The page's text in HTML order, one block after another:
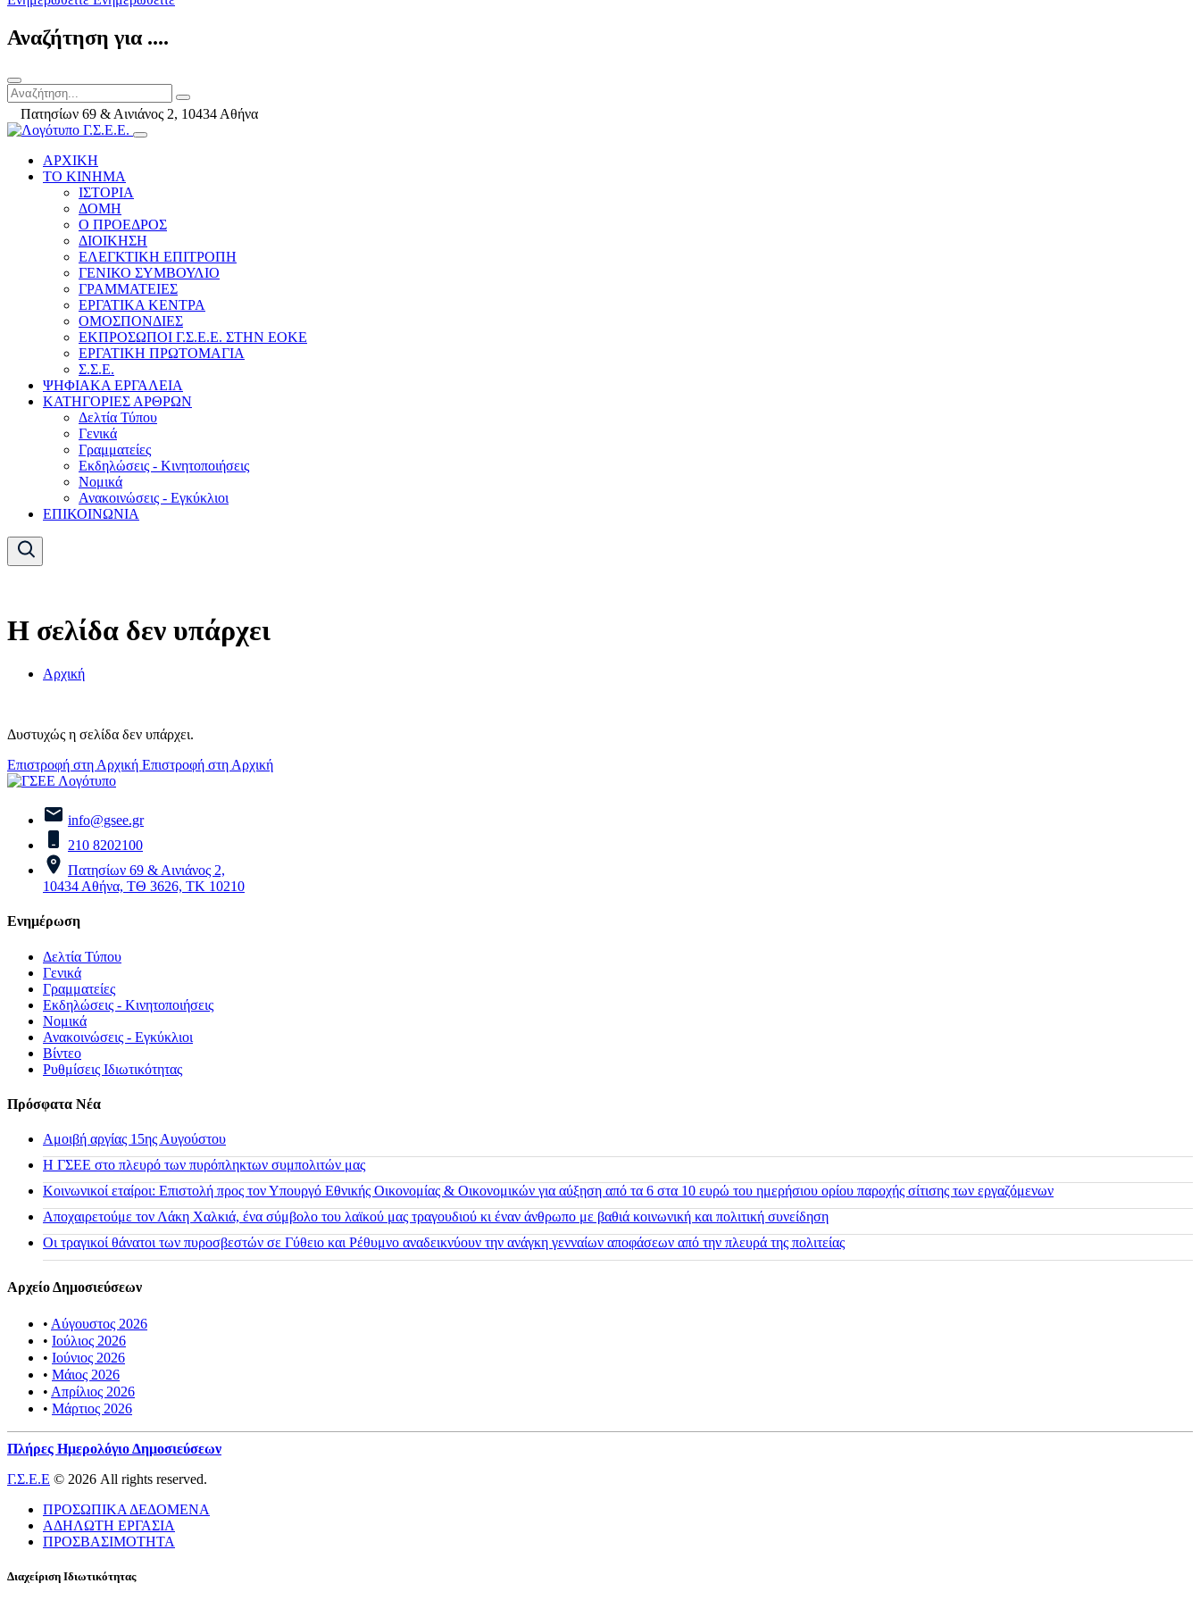
Αναζήτηση για ....
Πατησίων 69 & Αινιάνος 2, 10434 Αθήνα
ΑΡΧΙΚΗ
ΤΟ ΚΙΝΗΜΑ
ΙΣΤΟΡΙΑ
ΔΟΜΗ
Ο ΠΡΟΕΔΡΟΣ
ΔΙΟΙΚΗΣΗ
ΕΛΕΓΚΤΙΚΗ ΕΠΙΤΡΟΠΗ
ΓΕΝΙΚΟ ΣΥΜΒΟΥΛΙΟ
ΓΡΑΜΜΑΤΕΙΕΣ
ΕΡΓΑΤΙΚΑ ΚΕΝΤΡΑ
ΟΜΟΣΠΟΝΔΙΕΣ
ΕΚΠΡΟΣΩΠΟΙ Γ.Σ.Ε.Ε. ΣΤΗΝ ΕΟΚΕ
ΕΡΓΑΤΙΚΗ ΠΡΩΤΟΜΑΓΙΑ
Σ.Σ.Ε.
ΨΗΦΙΑΚΑ ΕΡΓΑΛΕΙΑ
ΚΑΤΗΓΟΡΙΕΣ ΑΡΘΡΩΝ
Δελτία Τύπου
Γενικά
Γραμματείες
Εκδηλώσεις - Κινητοποιήσεις
Νομικά
Ανακοινώσεις - Εγκύκλιοι
ΕΠΙΚΟΙΝΩΝΙΑ
Η σελίδα δεν υπάρχει
Αρχική
Δυστυχώς η σελίδα δεν υπάρχει.
Επιστροφή στη Αρχική Επιστροφή στη Αρχική
info@gsee.gr
210 8202100
Πατησίων 69 & Αινιάνος 2,
10434 Αθήνα, ΤΘ 3626, ΤΚ 10210
Ενημέρωση
Δελτία Τύπου
Γενικά
Γραμματείες
Εκδηλώσεις - Κινητοποιήσεις
Νομικά
Ανακοινώσεις - Εγκύκλιοι
Βίντεο
Ρυθμίσεις Ιδιωτικότητας
Πρόσφατα Νέα
Αμοιβή αργίας 15ης Αυγούστου
H ΓΣΕΕ στο πλευρό των πυρόπληκτων συμπολιτών μας
Κοινωνικοί εταίροι: Επιστολή προς τον Υπουργό Εθνικής Οικονομίας & Οικονομικών για αύξηση από τα 6 στα 10 ευρώ του ημερήσιου ορίου παροχής σίτισης των εργαζόμενων
Αποχαιρετούμε τον Λάκη Χαλκιά, ένα σύμβολο του λαϊκού μας τραγουδιού κι έναν άνθρωπο με βαθιά κοινωνική και πολιτική συνείδηση
Οι τραγικοί θάνατοι των πυροσβεστών σε Γύθειο και Ρέθυμνο αναδεικνύουν την ανάγκη γενναίων αποφάσεων από την πλευρά της πολιτείας
Αρχείο Δημοσιεύσεων
• Αύγουστος 2026
• Ιούλιος 2026
• Ιούνιος 2026
• Μάιος 2026
• Απρίλιος 2026
• Μάρτιος 2026
Πλήρες Ημερολόγιο Δημοσιεύσεων
Γ.Σ.Ε.Ε © 2026 All rights reserved.
ΠΡΟΣΩΠΙΚΑ ΔΕΔΟΜΕΝΑ
ΑΔΗΛΩΤΗ ΕΡΓΑΣΙΑ
ΠΡΟΣΒΑΣΙΜΟΤΗΤΑ
Διαχείριση Ιδιωτικότητας